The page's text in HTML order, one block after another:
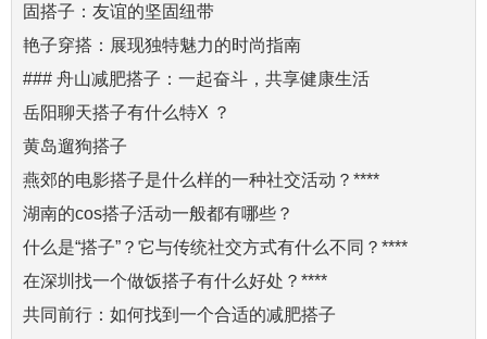
固搭子：友谊的坚固纽带
艳子穿搭：展现独特魅力的时尚指南
### 舟山减肥搭子：一起奋斗，共享健康生活
岳阳聊天搭子有什么特X ？
黄岛遛狗搭子
燕郊的电影搭子是什么样的一种社交活动？****
湖南的cos搭子活动一般都有哪些？
什么是“搭子”？它与传统社交方式有什么不同？****
在深圳找一个做饭搭子有什么好处？****
共同前行：如何找到一个合适的减肥搭子